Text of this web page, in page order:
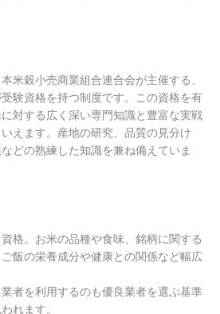
米穀小売商業組合連合会が主催する、
験資格を持つ制度です。この資格を有
対する広く深い専門知識と豊富な実戦
えます。産地の研究、品質の見分け
どの熟練した知識を兼ね備えていま
格。お米の品種や食味、銘柄に関する
飯の栄養成分や健康との関係など幅広
者を利用するのも優良業者を選ぶ基準
れます。